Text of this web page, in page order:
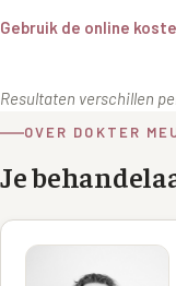
Gebruik de online
Resultaten verschillen
OVER DOKTER
Je